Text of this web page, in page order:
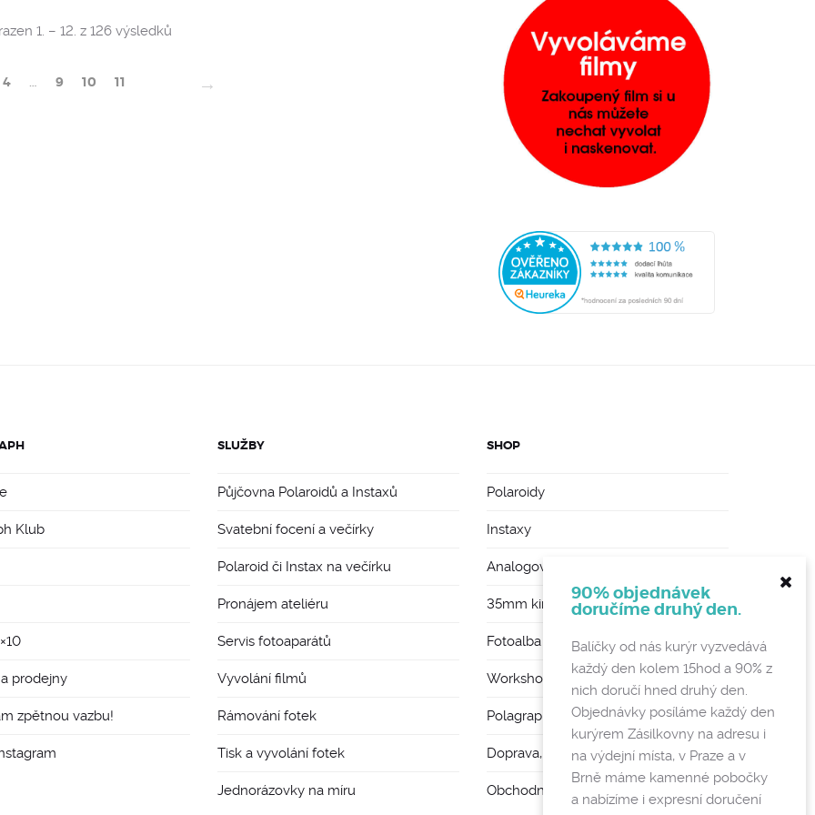
1. – 12. z 126 výsledkůSorted
4 … 9 10 11 →
Klub
prodejny
zpětnou vazbu!
SLUŽBY
Půjčovna Polaroidů a Instaxů
Svatební focení a večírky
Polaroid či Instax na večírku
Pronájem ateliéru
Servis fotoaparátů
Vyvolání filmů
Rámování fotek
Tisk a vyvolání fotek
Jednorázovky na míru
SHOP
Polaroidy
Instaxy
Analogové foťáky
35mm kinofilmy
Fotoalba a rámy
Workshopy
Polagraph Mates
Doprava, poštovné a vratky
Obchodní podmínky a GDPR
90% objednávek
doručíme druhý den.
Balíčky od nás kurýr vyzvedává
každý den kolem 15hod a 90% z
nich doručí hned druhý den.
Objednávky posíláme každý den
kurýrem Zásilkovny na adresu i
na výdejní místa, v Praze a v
Brně máme kamenné pobočky
a nabízíme i expresní doručení